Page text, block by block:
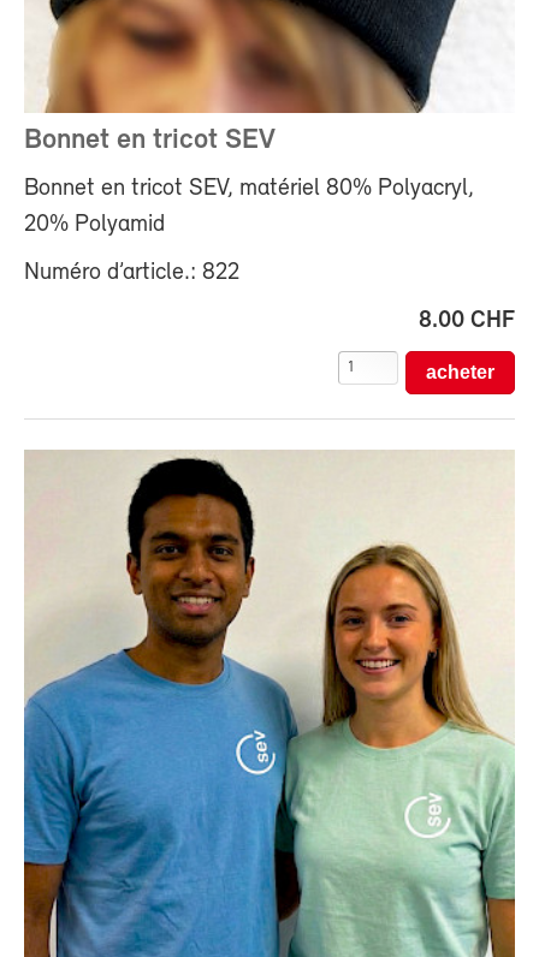
Bonnet en tricot SEV
Bonnet en tricot SEV, matériel 80% Polyacryl,
20% Polyamid
Numéro d’article.: 822
8.00 CHF